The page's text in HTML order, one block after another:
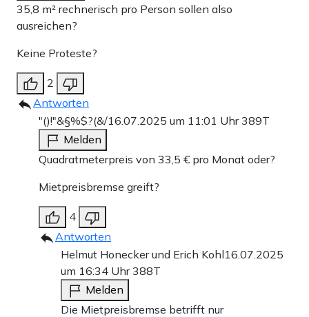
35,8 m² rechnerisch pro Person sollen also
ausreichen?
Keine Proteste?
2
Antworten
"()!"&§%$?(&/16.07.2025 um 11:01 Uhr389T
Melden
Quadratmeterpreis von 33,5 € pro Monat oder?
Mietpreisbremse greift?
4
Antworten
Helmut Honecker und Erich Kohl16.07.2025
um 16:34 Uhr388T
Melden
Die Mietpreisbremse betrifft nur